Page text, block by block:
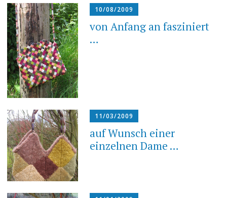
10/08/2009
von Anfang an fasziniert
…
11/03/2009
auf Wunsch einer
einzelnen Dame …